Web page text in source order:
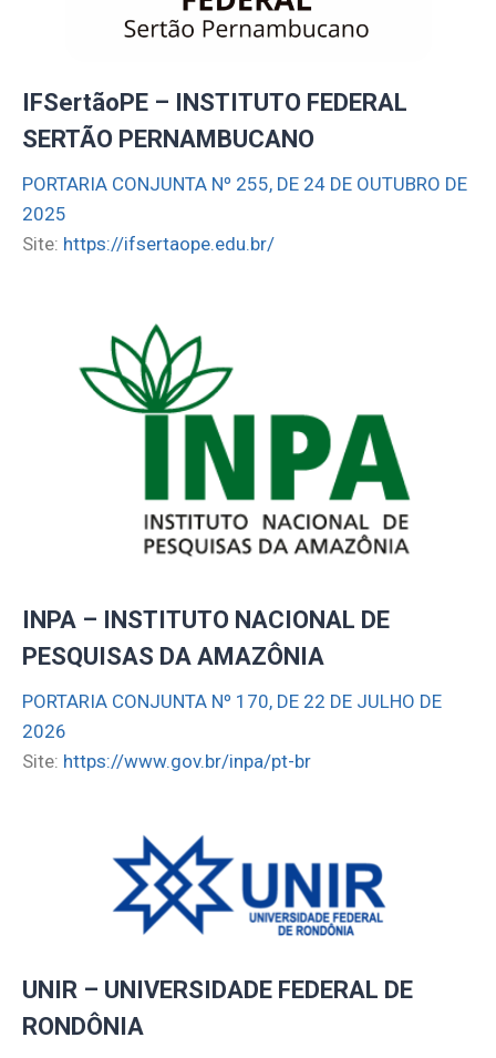
IFSertãoPE – INSTITUTO FEDERAL
SERTÃO PERNAMBUCANO
PORTARIA CONJUNTA Nº 255, DE 24 DE OUTUBRO DE
2025
Site: https://ifsertaope.edu.br/
INPA – INSTITUTO NACIONAL DE
PESQUISAS DA AMAZÔNIA
PORTARIA CONJUNTA Nº 170, DE 22 DE JULHO DE
2026
Site: https://www.gov.br/inpa/pt-br
UNIR – UNIVERSIDADE FEDERAL DE
RONDÔNIA